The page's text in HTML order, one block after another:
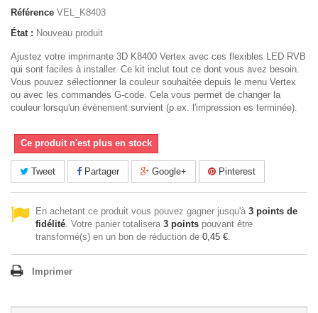
Référence VEL_K8403
État : Nouveau produit
Ajustez votre imprimante 3D K8400 Vertex avec ces flexibles LED RVB
qui sont faciles à installer. Ce kit inclut tout ce dont vous avez besoin.
Vous pouvez sélectionner la couleur souhaitée depuis le menu Vertex
ou avec les commandes G-code. Cela vous permet de changer la
couleur lorsqu'un évènement survient (p.ex. l'impression es terminée).
Ce produit n'est plus en stock
Tweet Partager Google+ Pinterest
En achetant ce produit vous pouvez gagner jusqu'à 3 points de
fidélité. Votre panier totalisera 3 points pouvant être
transformé(s) en un bon de réduction de 0,45 €.
Imprimer